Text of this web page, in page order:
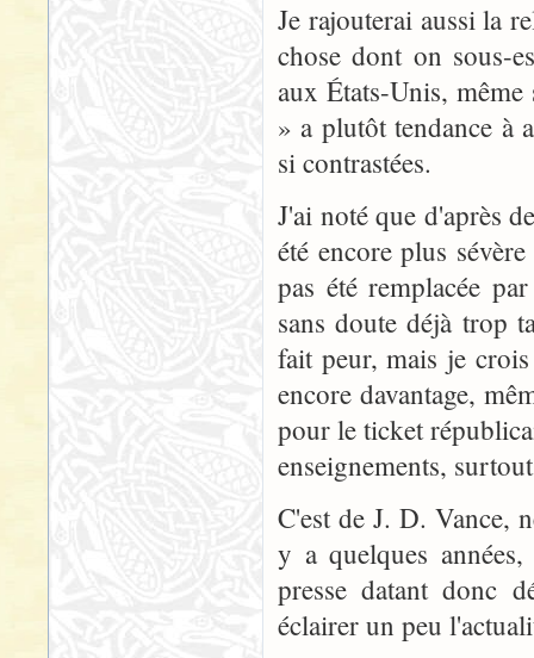
Je rajouterai aussi la
chose dont on sous-
aux États-Unis,
» a plutôt tendance à
si contrastées.
J'ai noté que d'après
été encore plus
pas été remplacée
sans doute déjà trop
fait peur, mais je
encore davantage,
pour le ticket
enseignements,
C'est de J. D. Vance,
y a quelques
presse datant donc
éclairer un peu